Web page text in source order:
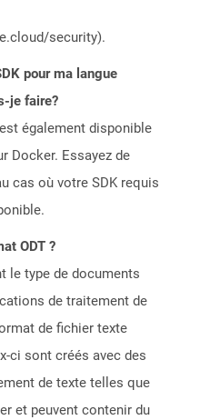
security).
pour ma langue
je faire?
également disponible
Docker. Essayez de
cas où votre SDK requis
ODT ?
le type de documents
de traitement de
de fichier texte
ci sont créés avec des
de texte telles que
et peuvent contenir du